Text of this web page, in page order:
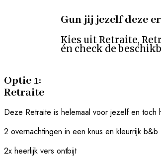
Gun jij jezelf deze
Kies uit Retraite,
én check de
Optie 1:
Retraite
Deze Retraite is helemaal voor jezelf en
2 overnachtingen in een knus en kleurrijk b&b
2x heerlijk vers ontbijt